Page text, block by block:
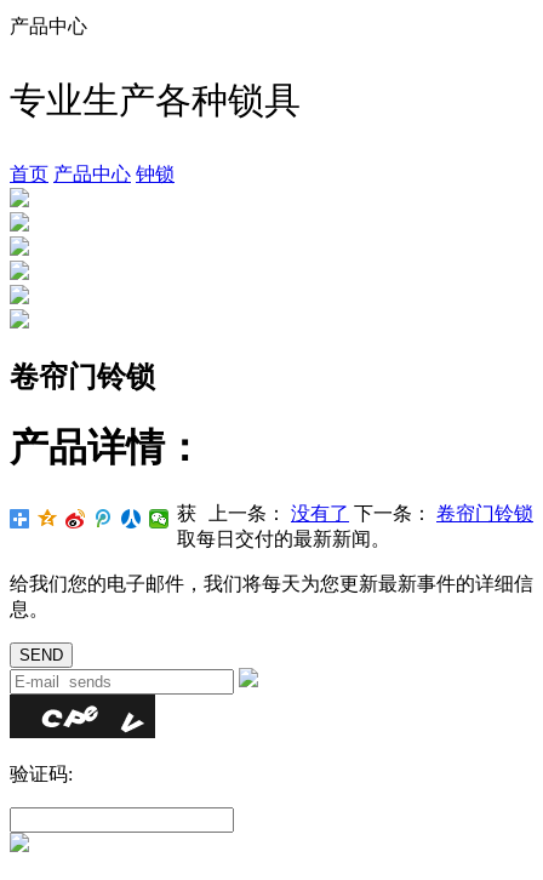
产品中心
专业生产各种锁具
首页 产品中心 钟锁
卷帘门铃锁
产品详情：
上一条： 没有了 下一条： 卷帘门铃锁
获
取每日交付的最新新闻。
给我们您的电子邮件，我们将每天为您更新最新事件的详细信
息。
验证码: